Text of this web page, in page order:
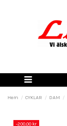
Hem CYKLAR DAM
-200,00 kr